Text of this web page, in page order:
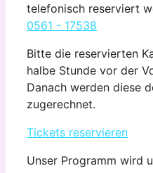
telefonisch reserviert
0561 - 17538
Bitte die reservierten
halbe Stunde vor der
Danach werden diese
zugerechnet.
Tickets reservieren
Unser Programm wird